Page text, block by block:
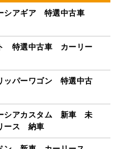
シアギア 特選中古車
特選中古車 カーリー
ッパーワゴン 特選中古
シアカスタム 新車 未
ース 納車